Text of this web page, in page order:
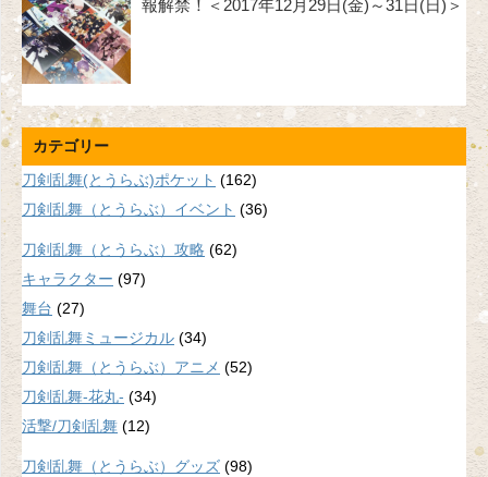
報解禁！＜2017年12月29日(金)～31日(日)＞
カテゴリー
刀剣乱舞(とうらぶ)ポケット (162)
刀剣乱舞（とうらぶ）イベント (36)
刀剣乱舞（とうらぶ）攻略 (62)
キャラクター (97)
舞台 (27)
刀剣乱舞ミュージカル (34)
刀剣乱舞（とうらぶ）アニメ (52)
刀剣乱舞-花丸- (34)
活撃/刀剣乱舞 (12)
刀剣乱舞（とうらぶ）グッズ (98)